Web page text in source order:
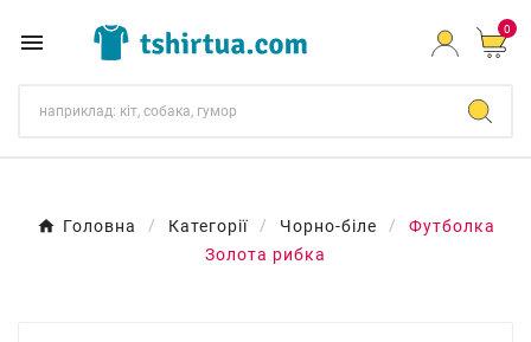
 0
Головна Категорії Чорно-біле
Футболка
Золота рибка